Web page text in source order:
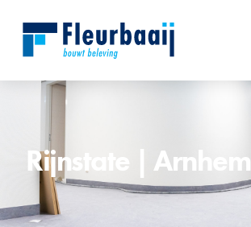
Rijnstate | Arnhem